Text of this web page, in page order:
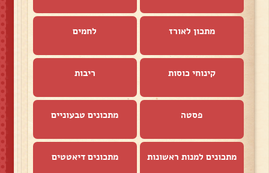
מתכון לאורז לחמים
קינוחי כוסות ריבות
פסטה מתכונים טבעוניים
מתכונים למנות ראשונות מתכונים דיאטטים